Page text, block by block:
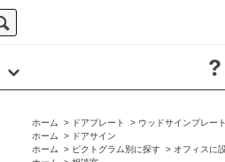
ホーム > ドアプレート > ウッドサインプレート
ホーム
> ドアサイン
ホーム
> ピクトグラム別に探す > オフィスに